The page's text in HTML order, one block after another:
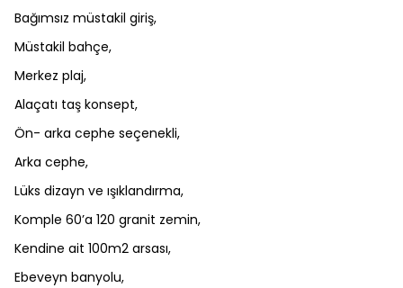
Bağımsız müstakil giriş,
Müstakil bahçe,
Merkez plaj,
Alaçatı taş konsept,
Ön- arka cephe seçenekli,
Arka cephe,
Lüks dizayn ve ışıklandırma,
Komple 60’a 120 granit zemin,
Kendine ait 100m2 arsası,
Ebeveyn banyolu,